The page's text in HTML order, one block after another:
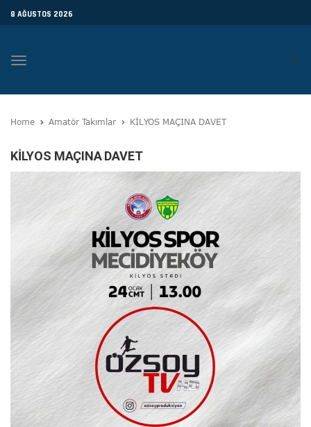
8 AĞUSTOS 2026
Toggle
Home Amatör Takımlar KİLYOS MAÇINA DAVET
KİLYOS MAÇINA DAVET